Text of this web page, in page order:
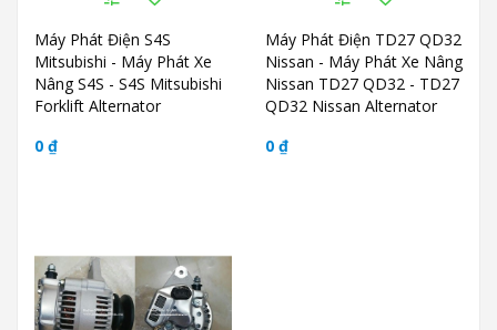
Máy Phát Điện S4S
Mitsubishi - Máy Phát Xe
Nâng S4S - S4S Mitsubishi
Forklift Alternator
0 ₫
Máy Phát Điện TD27 QD32
Nissan - Máy Phát Xe Nâng
Nissan TD27 QD32 - TD27
QD32 Nissan Alternator
0 ₫